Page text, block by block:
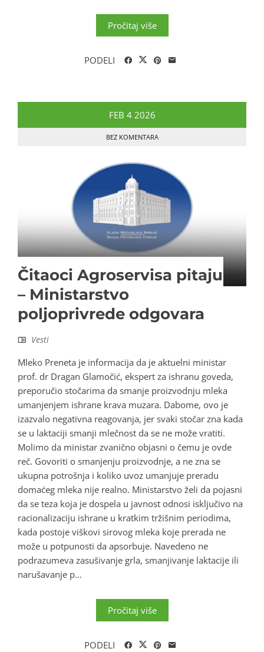
Pročitaj više
PODELI
FEB 4 2026
BEZ KOMENTARA
Čitaoci Agroservisa pitaju
– Ministarstvo
poljoprivrede odgovara
Vesti
Mleko Preneta je informacija da je aktuelni ministar
prof. dr Dragan Glamočić, ekspert za ishranu goveda,
preporučio stočarima da smanje proizvodnju mleka
umanjenjem ishrane krava muzara. Dabome, ovo je
izazvalo negativna reagovanja, jer svaki stočar zna kada
se u laktaciji smanji mlečnost da se ne može vratiti.
Molimo da ministar zvanično objasni o čemu je ovde
reč. Govoriti o smanjenju proizvodnje, a ne zna se
ukupna potrošnja i koliko uvoz umanjuje preradu
domaćeg mleka nije realno. Ministarstvo želi da pojasni
da se teza koja je dospela u javnost odnosi isključivo na
racionalizaciju ishrane u kratkim tržišnim periodima,
kada postoje viškovi sirovog mleka koje prerada ne
može u potpunosti da apsorbuje. Navedeno ne
podrazumeva zasušivanje grla, smanjivanje laktacije ili
narušavanje p...
Pročitaj više
PODELI